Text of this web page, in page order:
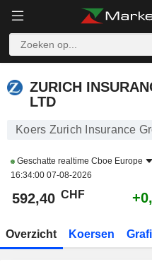
ZURICH
LTD
Koers Zurich Insurance
Geschatte realtime Cboe Europe
16:34:00 07-08-2026
592,40 CHF
Overzicht Koersen